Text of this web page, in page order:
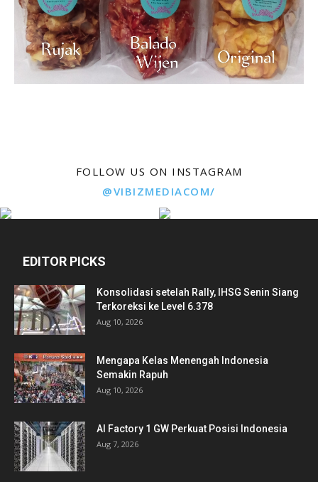
FOLLOW US ON INSTAGRAM
@VIBIZMEDIACOM/
EDITOR PICKS
Konsolidasi setelah Rally, IHSG Senin Siang
Terkoreksi ke Level 6.378
Aug 10, 2026
Mengapa Kelas Menengah Indonesia
Semakin Rapuh
Aug 10, 2026
AI Factory 1 GW Perkuat Posisi Indonesia
Aug 7, 2026